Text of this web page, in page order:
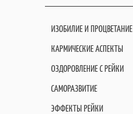
ИЗОБИЛИЕ И ПРОЦВЕТАНИЕ
КАРМИЧЕСКИЕ АСПЕКТЫ
ОЗДОРОВЛЕНИЕ С РЕЙКИ
САМОРАЗВИТИЕ
ЭФФЕКТЫ РЕЙКИ